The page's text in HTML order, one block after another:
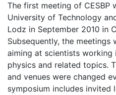
The first meeting of CESBP
University of Technology
Lodz in September 2010 in
Subsequently, the meetings
aiming at scientists
physics and related topics.
and venues were changed
symposium includes invited